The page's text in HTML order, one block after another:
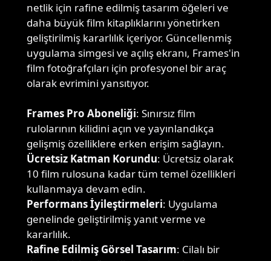
netlik için rafine edilmiş tasarım öğeleri ve
daha büyük film kitaplıklarını yönetirken
geliştirilmiş kararlılık içeriyor. Güncellenmiş
uygulama simgesi ve açılış ekranı, Frames'in
film fotoğrafçıları için profesyonel bir araç
olarak evrimini yansıtıyor.
Frames Pro Aboneliği: Sınırsız film
rulolarının kilidini açın ve yayınlandıkça
gelişmiş özelliklere erken erişim sağlayın.
Ücretsiz Katman Korundu: Ücretsiz olarak
10 film rulosuna kadar tüm temel özellikleri
kullanmaya devam edin.
Performans İyileştirmeleri: Uygulama
genelinde geliştirilmiş yanıt verme ve
kararlılık.
Rafine Edilmiş Görsel Tasarım: Cilalı bir